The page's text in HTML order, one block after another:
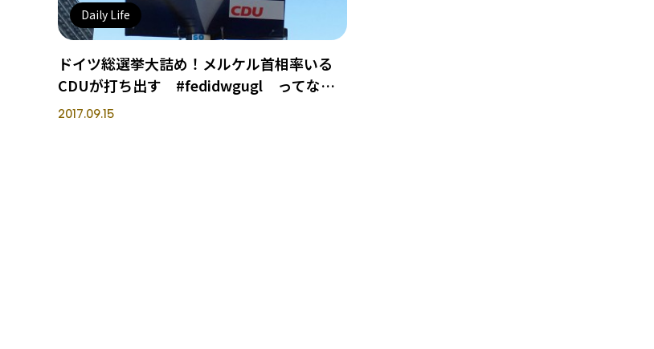
Daily Life
ドイツ総選挙大詰め！メルケル首相率いる
CDUが打ち出す #fedidwgugl ってなん
だ？
2017.09.15